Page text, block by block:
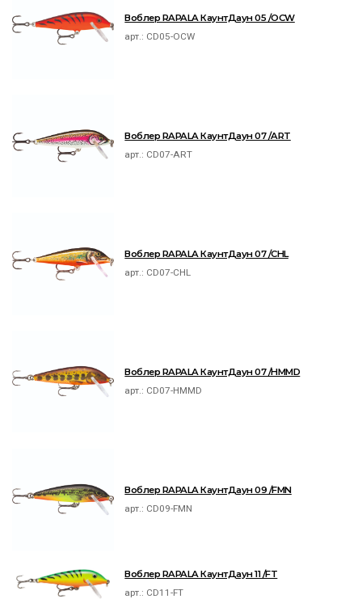
Воблер RAPALA КаунтДаун 05 /OCW
арт.: CD05-OCW
Воблер RAPALA КаунтДаун 07 /ART
арт.: CD07-ART
Воблер RAPALA КаунтДаун 07 /CHL
арт.: CD07-CHL
Воблер RAPALA КаунтДаун 07 /HMMD
арт.: CD07-HMMD
Воблер RAPALA КаунтДаун 09 /FMN
арт.: CD09-FMN
Воблер RAPALA КаунтДаун 11 /FT
арт.: CD11-FT